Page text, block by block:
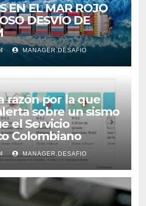
EN EL MAR ROJO
DESVÍO DE
MANAGER.DESAFIO
razón por la que
sobre un sismo
el Servicio
Colombiano
MANAGER.DESAFIO